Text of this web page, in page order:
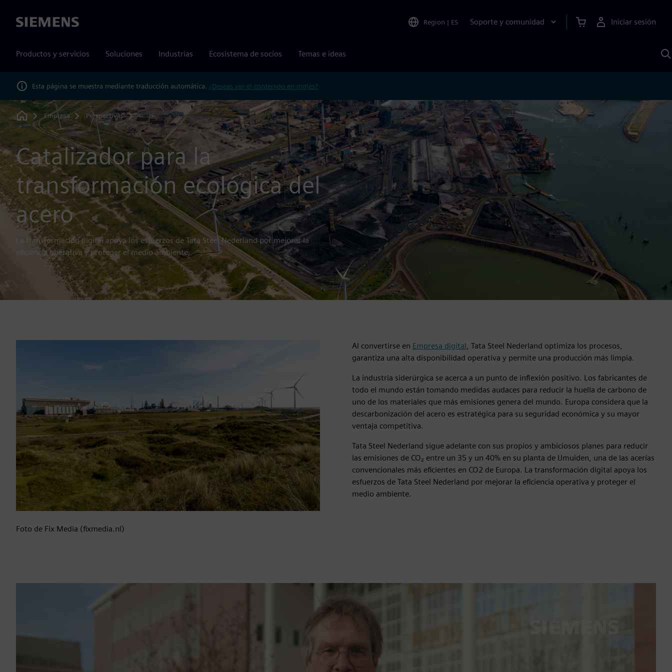
Siemens Region | ES Soporte y comunidad Iniciar sesión
Productos y servicios Soluciones Industrias Ecosistema de socios Temas e ideas
Esta página se muestra mediante traducción automática. ¿Deseas ver el contenido en inglés?
Home
Empresa Perspectivas Tata Steel Nederland
Catalizador para la
transformación ecológica del
acero
La transformación digital apoya los esfuerzos de Tata Steel Nederland por mejorar la
eficiencia operativa y proteger el medio ambiente.
Foto de Fix Media (fixmedia.nl)
Al convertirse en Empresa digital, Tata Steel Nederland optimiza los procesos,
garantiza una alta disponibilidad operativa y permite una producción más limpia.
La industria siderúrgica se acerca a un punto de inflexión positivo. Los fabricantes de
todo el mundo están tomando medidas audaces para reducir la huella de carbono de
uno de los materiales que más emisiones genera del mundo. Europa considera que la
descarbonización del acero es estratégica para su seguridad económica y su mayor
ventaja competitiva.
Tata Steel Nederland sigue adelante con sus propios y ambiciosos planes para reducir
las emisiones de CO₂ entre un 35 y un 40% en su planta de IJmuiden, una de las acerías
convencionales más eficientes en CO2 de Europa. La transformación digital apoya los
esfuerzos de Tata Steel Nederland por mejorar la eficiencia operativa y proteger el
medio ambiente.